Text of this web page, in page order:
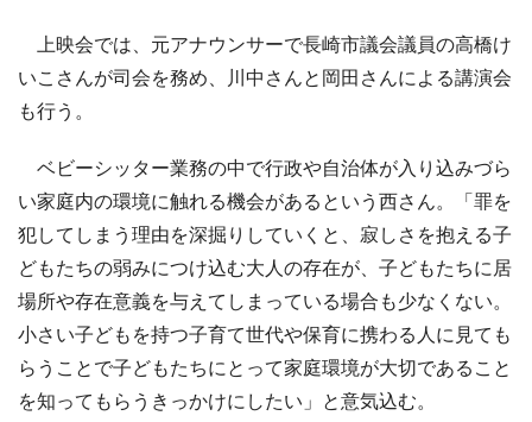
上映会では、元アナウンサーで長崎市議会議員の高橋け
いこさんが司会を務め、川中さんと岡田さんによる講演会
も行う。
ベビーシッター業務の中で行政や自治体が入り込みづら
い家庭内の環境に触れる機会があるという西さん。「罪を
犯してしまう理由を深掘りしていくと、寂しさを抱える子
どもたちの弱みにつけ込む大人の存在が、子どもたちに居
場所や存在意義を与えてしまっている場合も少なくない。
小さい子どもを持つ子育て世代や保育に携わる人に見ても
らうことで子どもたちにとって家庭環境が大切であること
を知ってもらうきっかけにしたい」と意気込む。